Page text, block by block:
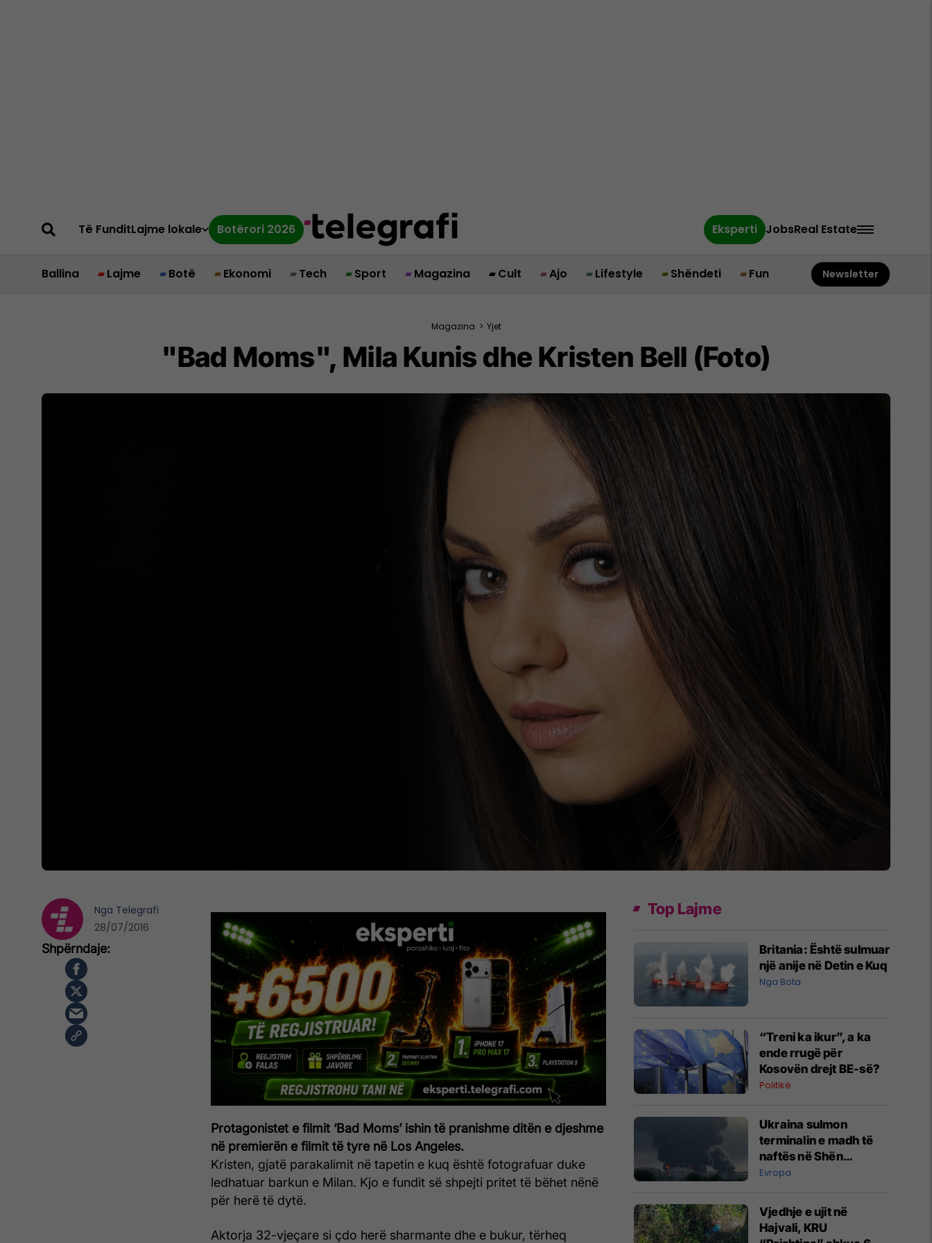
Të FunditLajme lokale Botërori 2026 Eksperti JobsReal Estate
Ballina Lajme Botë Ekonomi Tech Sport Magazina Cult Ajo Lifestyle Shëndeti Fun Newsletter
Magazina > Yjet
"Bad Moms", Mila Kunis dhe Kristen Bell (Foto)
Protagonistet e filmit ‘Bad Moms’ ishin të pranishme ditën e djeshme
në premierën e filmit të tyre në Los Angeles.
Kristen, gjatë parakalimit në tapetin e kuq është fotografuar duke
ledhatuar barkun e Milan. Kjo e fundit së shpejti pritet të bëhet nënë
për herë të dytë.
Aktorja 32-vjeçare si çdo herë sharmante dhe e bukur, tërheq
Nga Telegrafi
28/07/2016
Top Lajme
Britania: Është sulmuar
një anije në Detin e Kuq
Nga Bota
“Treni ka ikur”, a ka
ende rrugë për
Kosovën drejt BE-së?
Politikë
Ukraina sulmon
terminalin e madh të
naftës në Shën
Petersburg të Rusisë
Evropa
Vjedhje e ujit në
Hajvali, KRU